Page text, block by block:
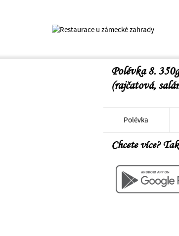
Polévka 8.
(rajčatová,
Polévka
Chcete více?